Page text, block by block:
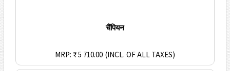
चैंपियन
MRP: ₹ 5 710.00 (INCL. OF ALL TAXES)